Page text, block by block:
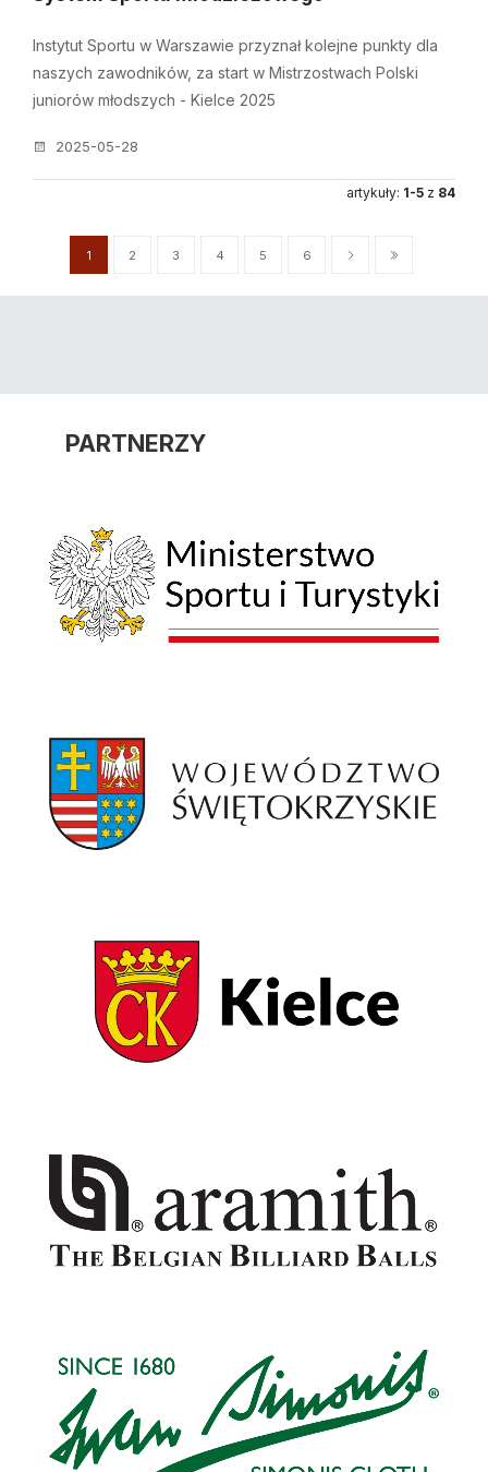
Instytut Sportu w Warszawie przyznał kolejne punkty dla
naszych zawodników, za start w Mistrzostwach Polski
juniorów młodszych - Kielce 2025
2025-05-28
artykuły: 1-5 z 84
1 2 3 4 5 6
PARTNERZY